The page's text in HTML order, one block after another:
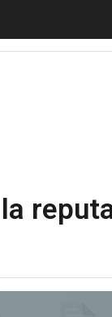
reputación y